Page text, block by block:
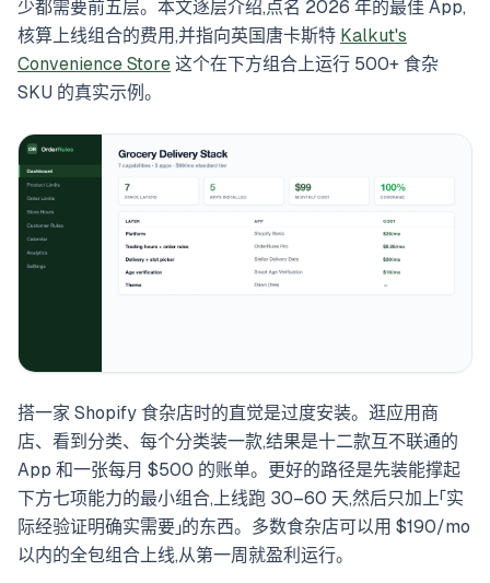
少都需要前五层。本文逐层介绍,点名 2026 年的最佳 App,
核算上线组合的费用,并指向英国唐卡斯特 Kalkut's
Convenience Store 这个在下方组合上运行 500+ 食杂
SKU 的真实示例。
搭一家 Shopify 食杂店时的直觉是过度安装。逛应用商
店、看到分类、每个分类装一款,结果是十二款互不联通的
App 和一张每月 $500 的账单。更好的路径是先装能撑起
下方七项能力的最小组合,上线跑 30–60 天,然后只加上「实
际经验证明确实需要」的东西。多数食杂店可以用 $190/mo
以内的全包组合上线,从第一周就盈利运行。